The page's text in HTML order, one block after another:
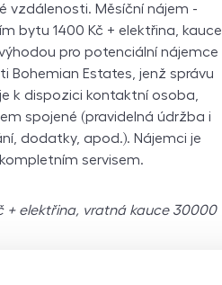
vzdálenosti. Měsíční nájem -
bytu 1400 Kč + elektřina, kauce
pro potenciální nájemce
Bohemian Estates, jenž správu
k dispozici kontaktní osoba,
spojené (pravidelná údržba i
dodatky, apod.). Nájemci je
servisem.
+ elektřina, vratná kauce 30000